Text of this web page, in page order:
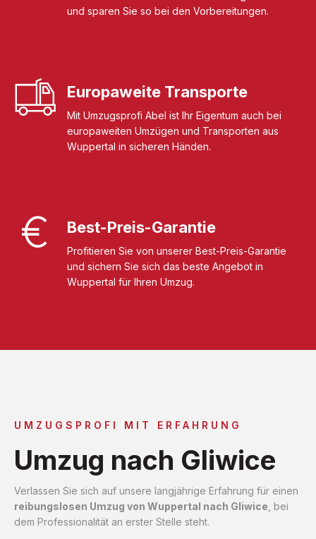
und sparen Sie so bei den Vorbereitungen.
Europaweite Transporte
Mit Umzugsprofi Abel ist Ihr Eigentum auch bei
europaweiten Umzügen und Transporten aus
Wuppertal in sicheren Händen.
Best-Preis-Garantie
Profitieren Sie von unserer Best-Preis-Garantie
und sichern Sie sich das beste Angebot in
Wuppertal für Ihren Umzug.
UMZUGSPROFI MIT ERFAHRUNG
Umzug nach Gliwice
Verlassen Sie sich auf unsere langjährige Erfahrung für einen
reibungslosen Umzug von Wuppertal nach Gliwice , bei
dem Professionalität an erster Stelle steht.